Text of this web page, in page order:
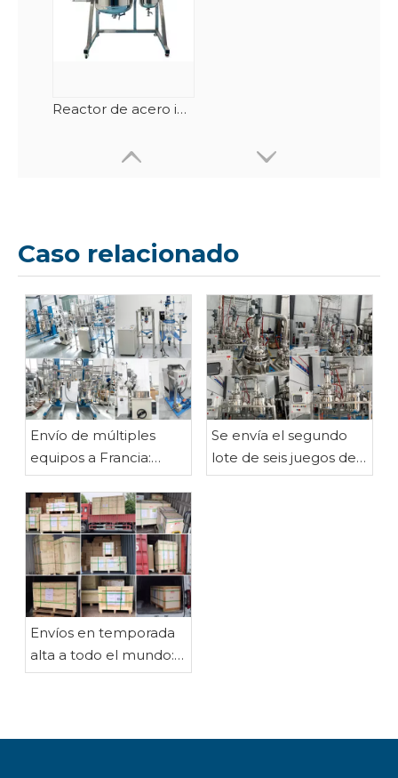
Reactor de acero inoxidable con camiseta 150L
Caso relacionado
Envío de múltiples
equipos a Francia:
reactores de acero
inoxidable
personalizados,
reactor de vidrio,
evaporador rotatorio,
filtro de vacío y bomba
de vacío
Se envía el segundo
lote de seis juegos de
equipos de destilación
Envíos en temporada
alta a todo el mundo:
reactores,
destilación fraccionada